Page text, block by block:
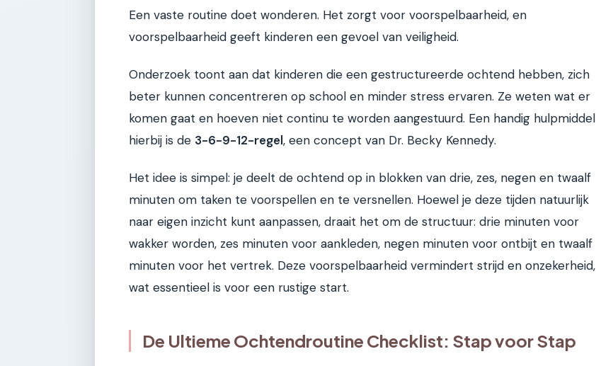
Een vaste routine doet wonderen. Het zorgt voor voorspelbaarheid, en
voorspelbaarheid geeft kinderen een gevoel van veiligheid.
Onderzoek toont aan dat kinderen die een gestructureerde ochtend hebben, zich
beter kunnen concentreren op school en minder stress ervaren. Ze weten wat er
komen gaat en hoeven niet continu te worden aangestuurd. Een handig hulpmiddel
hierbij is de 3-6-9-12-regel, een concept van Dr. Becky Kennedy.
Het idee is simpel: je deelt de ochtend op in blokken van drie, zes, negen en twaalf
minuten om taken te voorspellen en te versnellen. Hoewel je deze tijden natuurlijk
naar eigen inzicht kunt aanpassen, draait het om de structuur: drie minuten voor
wakker worden, zes minuten voor aankleden, negen minuten voor ontbijt en twaalf
minuten voor het vertrek. Deze voorspelbaarheid vermindert strijd en onzekerheid,
wat essentieel is voor een rustige start.
De Ultieme Ochtendroutine Checklist: Stap voor Stap